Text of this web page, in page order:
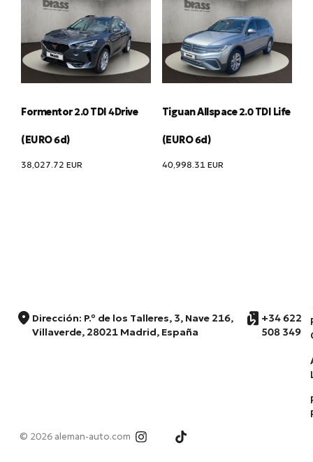
Formentor 2.0 TDI 4Drive
(EURO 6d)
38,027.72 EUR
Tiguan Allspace 2.0 TDI Life
(EURO 6d)
40,998.31 EUR
Dirección: P.º de los Talleres, 3, Nave 216,
Villaverde, 28021 Madrid, España
+34 622
508 349
© 2026 aleman-auto.com